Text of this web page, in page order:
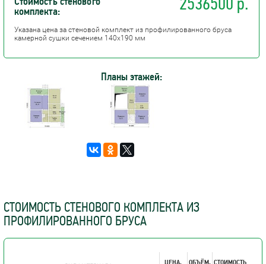
комплекта:
Указана цена за стеновой комплект из профилированного бруса
камерной сушки сечением 140х190 мм
Планы этажей:
СТОИМОСТЬ СТЕНОВОГО КОМПЛЕКТА ИЗ
ПРОФИЛИРОВАННОГО БРУСА
ЦЕНА,
ОБЪЁМ, СТОИМОСТЬ